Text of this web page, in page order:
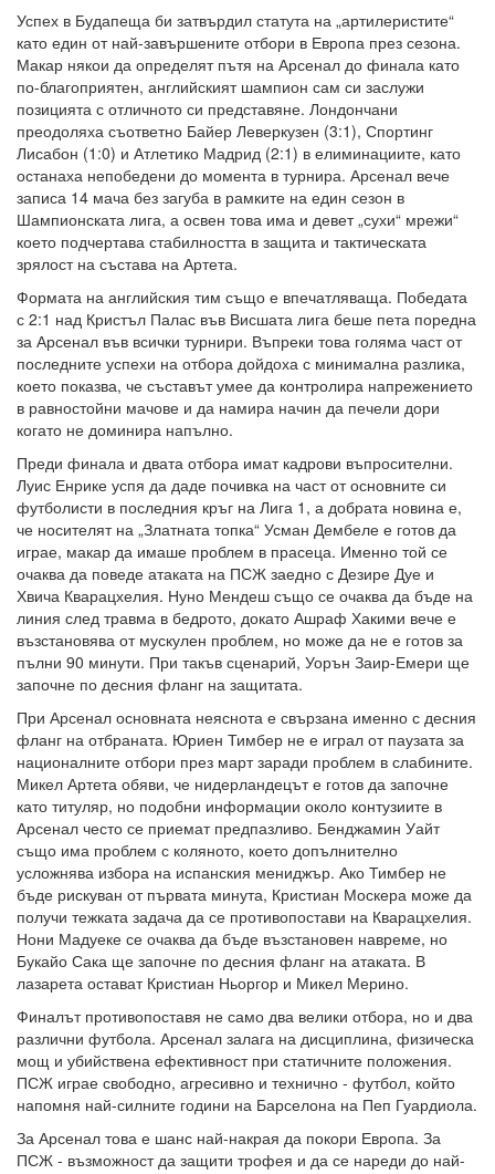
Успех в Будапеща би затвърдил статута на „артилеристите“
като един от най-завършените отбори в Европа през сезона.
Макар някои да определят пътя на Арсенал до финала като
по-благоприятен, английският шампион сам си заслужи
позицията с отличното си представяне. Лондончани
преодоляха съответно Байер Леверкузен (3:1), Спортинг
Лисабон (1:0) и Атлетико Мадрид (2:1) в елиминациите, като
останаха непобедени до момента в турнира. Арсенал вече
записа 14 мача без загуба в рамките на един сезон в
Шампионската лига, а освен това има и девет „сухи“ мрежи“
което подчертава стабилността в защита и тактическата
зрялост на състава на Артета.
Формата на английския тим също е впечатляваща. Победата
с 2:1 над Кристъл Палас във Висшата лига беше пета поредна
за Арсенал във всички турнири. Въпреки това голяма част от
последните успехи на отбора дойдоха с минимална разлика,
което показва, че съставът умее да контролира напрежението
в равностойни мачове и да намира начин да печели дори
когато не доминира напълно.
Преди финала и двата отбора имат кадрови въпросителни.
Луис Енрике успя да даде почивка на част от основните си
футболисти в последния кръг на Лига 1, а добрата новина е,
че носителят на „Златната топка“ Усман Дембеле е готов да
играе, макар да имаше проблем в прасеца. Именно той се
очаква да поведе атаката на ПСЖ заедно с Дезире Дуе и
Хвича Кварацхелия. Нуно Мендеш също се очаква да бъде на
линия след травма в бедрото, докато Ашраф Хакими вече е
възстановява от мускулен проблем, но може да не е готов за
пълни 90 минути. При такъв сценарий, Уорън Заир-Емери ще
започне по десния фланг на защитата.
При Арсенал основната неяснота е свързана именно с десния
фланг на отбраната. Юриен Тимбер не е играл от паузата за
националните отбори през март заради проблем в слабините.
Микел Артета обяви, че нидерландецът е готов да започне
като титуляр, но подобни информации около контузиите в
Арсенал често се приемат предпазливо. Бенджамин Уайт
също има проблем с коляното, което допълнително
усложнява избора на испанския мениджър. Ако Тимбер не
бъде рискуван от първата минута, Кристиан Москера може да
получи тежката задача да се противопостави на Кварацхелия.
Нони Мадуеке се очаква да бъде възстановен навреме, но
Букайо Сака ще започне по десния фланг на атаката. В
лазарета остават Кристиан Ньоргор и Микел Мерино.
Финалът противопоставя не само два велики отбора, но и два
различни футбола. Арсенал залага на дисциплина, физическа
мощ и убийствена ефективност при статичните положения.
ПСЖ играе свободно, агресивно и технично - футбол, който
напомня най-силните години на Барселона на Пеп Гуардиола.
За Арсенал това е шанс най-накрая да покори Европа. За
ПСЖ - възможност да защити трофея и да се нареди до най-